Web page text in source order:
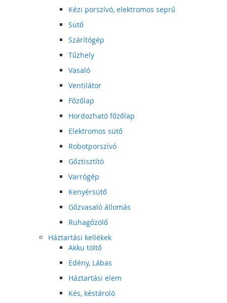
Kézi porszívó, elektromos seprű
Sütő
Szárítógép
Tűzhely
Vasaló
Ventilátor
Főzőlap
Hordozható főzőlap
Elektromos sütő
Robotporszívó
Gőztisztító
Varrógép
Kenyérsütő
Gőzvasaló állomás
Ruhagőzölő
Háztartási kellékek
Akku töltő
Edény, Lábas
Háztartási elem
Kés, késtároló